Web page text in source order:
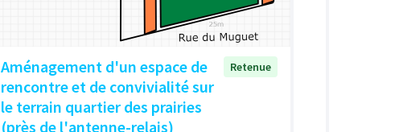
Aménagement d'un espace de
rencontre et de convivialité sur
le terrain quartier des prairies
(près de l'antenne-relais)
Retenue